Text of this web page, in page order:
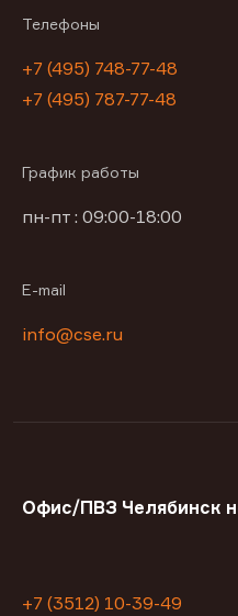
Телефоны
+7 (495) 748-77-48
+7 (495) 787-77-48
График работы
пн-пт : 09:00-18:00
E-mail
info@cse.ru
Офис/ПВЗ Челябинск
+7 (3512) 10-39-49